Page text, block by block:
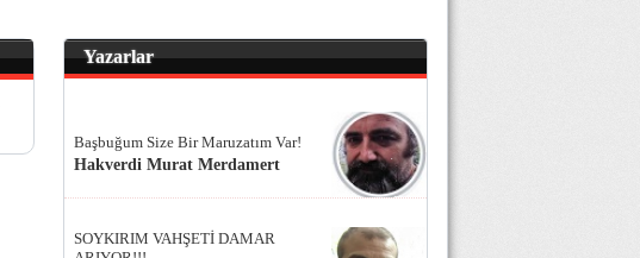
Yazarlar
Başbuğum Size Bir Maruzatım Var!
Hakverdi Murat Merdamert
SOYKIRIM VAHŞETİ DAMAR